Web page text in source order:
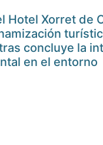
Hotel Xorret de
concluye la
en el entorno